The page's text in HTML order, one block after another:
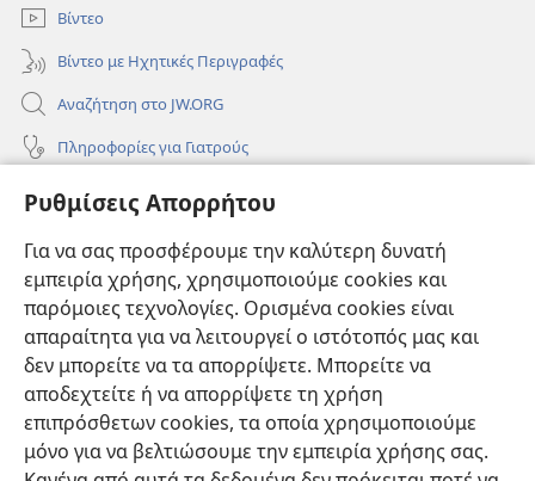
Ρυθμίσεις Απορρήτου
Για να σας προσφέρουμε την καλύτερη δυνατή
εμπειρία χρήσης, χρησιμοποιούμε cookies και
παρόμοιες τεχνολογίες. Ορισμένα cookies είναι
απαραίτητα για να λειτουργεί ο ιστότοπός μας και
δεν μπορείτε να τα απορρίψετε. Μπορείτε να
αποδεχτείτε ή να απορρίψετε τη χρήση
επιπρόσθετων cookies, τα οποία χρησιμοποιούμε
μόνο για να βελτιώσουμε την εμπειρία χρήσης σας.
Βίντεο
Βίντεο με Ηχητικές Περιγραφές
Αναζήτηση στο JW.ORG
Πληροφορίες για Γιατρούς
Πληροφορίες για Επίσημους Φορείς και ΜΜΕ
Συνεισφορές
(ανοίγει
παράθυρο)ΔΙΑΔΙΚΤΥΑΚΗ ΒΙΒΛΙΟΘΗΚΗ της Σκοπιάς™
(ανοίγει
νέο
παράθυρο)
JW Hub ®
(ανοίγει
νέο
παράθυρο)JW Library®